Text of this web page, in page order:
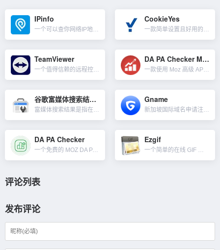
IPinfo
一个可以查你网络IP地址可信度的工具。对于普通用户而言，我们在境外支付一些平台会员或购买什么时，会有风控判断你的VPN IP是否干净，比如ChatGPT开PLUS会员，审核比较严格。所以我们用一些梯子...
CookieYes
一款简单设置且好用的 Cookie 同意部署工具。我们做谷歌ADS广告和联盟时，针对欧盟一些国家有要求必需就 Cookie 或其他本地存储方式的使用征得用户的同意。CookieYes 几分钟即可设置好...
TeamViewer
一个值得信赖的远程控制软件，通过TeamViewer的远程技术，可以从任何地方安全的访问设备，随时随地管理和监控你的IT。比如提供支持、解决问题并提供培训；支持全球的同事和客户；远程访问你需要的设备和...
DA PA Checker MOZ
一款使用 Moz 高级 API 开发的批量 DA PA 域名权重检查工具。我们可以用来检查网站的 DA与PA值还有垃圾邮件分数。 一次可以查询20条URL，单击一下检查按钮，很快就会获得结...
谷歌富媒体搜索结果测试
富媒体搜索结果是指在 Google 搜索上提供的与普通蓝色链接不同的用户体验。这类搜索结果可能包括轮换展示内容、图片以及其他非文字元素。与普通搜索结果的差异化展现可提升内容的点击率，测试结果会显示：在...
Gname
新加坡国际域名申请注册商，Gname提供便宜的域名和最可靠的服务，作为领先的域名注册商，为客户提供全球域名注册、抢注、交易、管理、API接口等服务。可查询优质的、有运营历史、有外部链接的权重老域名，与...
DA PA Checker
一个免费的 MOZ DA PA 页面权重检查工具。DA（Domain Authority）和 PA（Page Authority）是两个衡量网站和网页在搜索引擎中表现的指标。它们是 MOZ 开发的专有...
Ezgif
一个简单的在线 GIF 动画制作工具和用于基本动画 GIF 编辑的免费工具集。我们可以在此处创建、调整大小、裁剪、反转、优化 GIF 并将某些效果保存下载。除了GIF动画编辑外，其它一些功能如下：...
评论列表
发布评论